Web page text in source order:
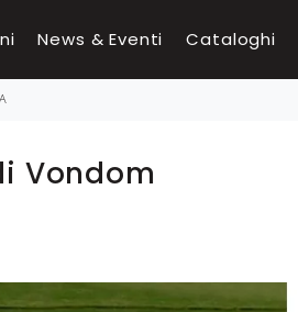
News & Eventi Cataloghi
Vondom